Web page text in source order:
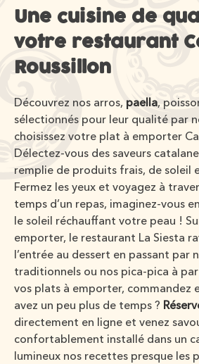
Une cuisine de
votre restaurant
Roussillon
Découvrez nos arros, paella,
sélectionnés pour leur qualité par
choisissez votre plat à emporter
Délectez-vous des saveurs
remplie de produits frais, de soleil
Fermez les yeux et voyagez à
temps d’un repas, imaginez-vous
le soleil réchauffant votre peau !
emporter, le restaurant La Siesta
l’entrée au dessert en passant par
traditionnels ou nos pica-pica à
vos plats à emporter, commandez
avez un peu plus de temps ?
directement en ligne et venez
confortablement installé dans un
lumineux nos recettes presque les